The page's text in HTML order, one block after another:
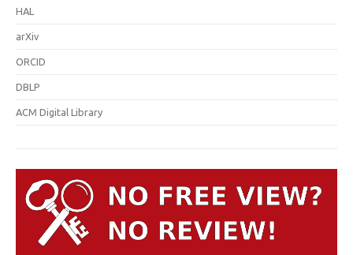
HAL
arXiv
ORCID
DBLP
ACM Digital Library